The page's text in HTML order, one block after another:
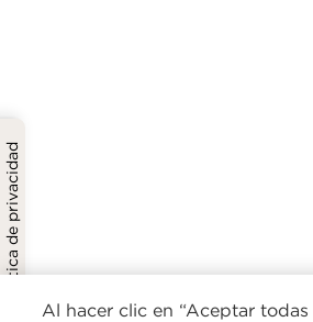
Política de privacidad
Al hacer clic en “Aceptar todas